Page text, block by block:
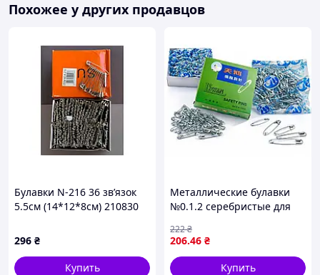
Похожее у других продавцов
Булавки N-216 36 звʼязок
5.5см (14*12*8см) 210830
296 ₴
Купить
Металлические булавки
№0.1.2 серебристые для
206.46 ₴
222₴
Купить